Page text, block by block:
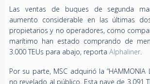
Las ventas de buques de segunda
aumento considerable en las últimas
propietarios y no operadores, como
marítimo han estado comprando de
3.000 TEUs para abajo, reporta Alphaliner.
Por su parte, MSC adquirió la “HAMMONIA
no revelado al público. Esta nave de 3.091